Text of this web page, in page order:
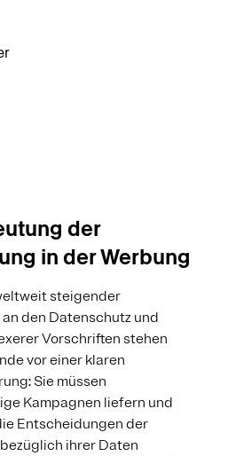
der
in der Werbung
steigender
den Datenschutz und
Vorschriften stehen
vor einer klaren
Sie müssen
Kampagnen liefern und
Entscheidungen der
ihrer Daten